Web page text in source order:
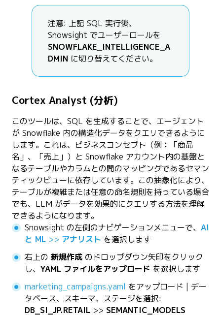
注意: 上記 SQL 実行後、
Snowsight でユーザーロールを
SNOWFLAKE_INTELLIGENCE_A
DMIN に切り替えてください。
Cortex Analyst (分析)
このツールは、SQL を生成することで、エージェント
が Snowflake 内の構造化データをクエリできるように
します。これは、ビジネスコンセプト（例：「商品
名」、「売上」）と Snowflake アカウント内の基盤と
なるテーブルやカラムとの間のマッピングであるセマン
ティックビューに依存しています。この抽象化により、
テーブルが複雑または任意の命名規則を持っている場合
でも、LLM がデータを効果的にクエリする方法を理解
できるようになります。
Snowsight の左側のナビゲーションメニューで、 AI
と ML >> アナリスト を選択します
右上の 新規作成 のドロップダウン矢印をクリック
し、 YAML ファイルをアップロード を選択します
marketing_campaigns.yaml をアップロード | デー
タベース、スキーマ、ステージを選択:
DB_SI_JP.RETAIL >> SEMANTIC_MODELS